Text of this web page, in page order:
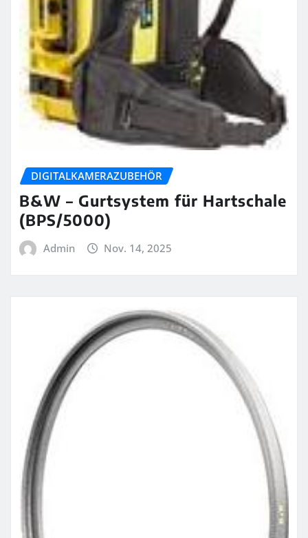
DIGITALKAMERAZUBEHÖR
B&W – Gurtsystem für Hartschale
(BPS/5000)
Admin Nov. 14, 2025